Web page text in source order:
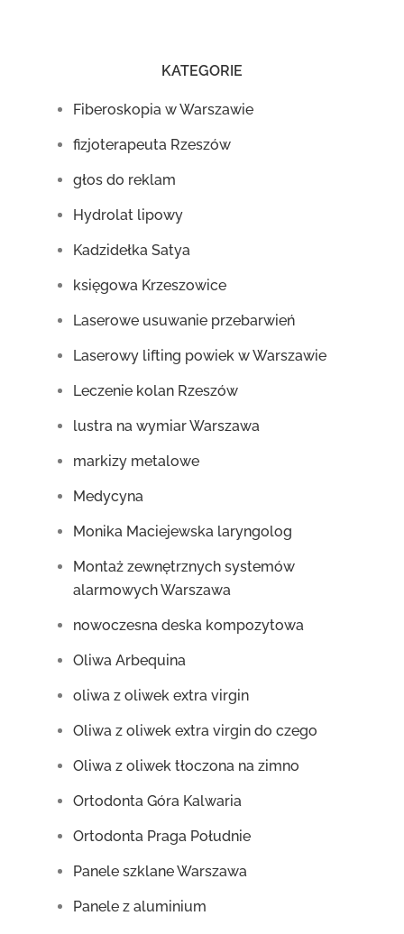
KATEGORIE
Fiberoskopia w Warszawie
fizjoterapeuta Rzeszów
głos do reklam
Hydrolat lipowy
Kadzidełka Satya
księgowa Krzeszowice
Laserowe usuwanie przebarwień
Laserowy lifting powiek w Warszawie
Leczenie kolan Rzeszów
lustra na wymiar Warszawa
markizy metalowe
Medycyna
Monika Maciejewska laryngolog
Montaż zewnętrznych systemów
alarmowych Warszawa
nowoczesna deska kompozytowa
Oliwa Arbequina
oliwa z oliwek extra virgin
Oliwa z oliwek extra virgin do czego
Oliwa z oliwek tłoczona na zimno
Ortodonta Góra Kalwaria
Ortodonta Praga Południe
Panele szklane Warszawa
Panele z aluminium